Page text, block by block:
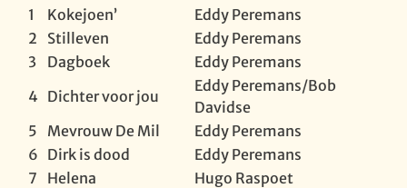
1 Kokejoen’
Eddy Peremans
2
Stilleven
Eddy Peremans
3
Dagboek
Eddy Peremans
4 Dichter voor jou
Eddy Peremans/Bob
Davidse
5
Mevrouw De Mil
Eddy Peremans
6 Dirk is dood
Eddy Peremans
7
Helena
Hugo Raspoet